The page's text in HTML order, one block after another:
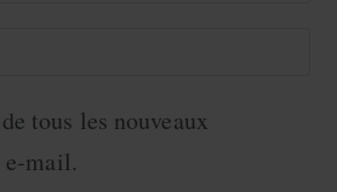
tous les nouveaux
e-mail.